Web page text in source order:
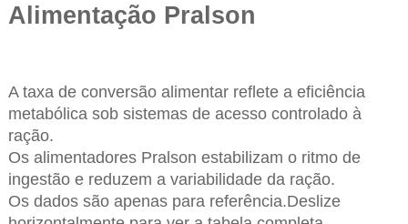
Alimentação Pralson
A taxa de conversão alimentar reflete a eficiência
metabólica sob sistemas de acesso controlado à
ração.
Os alimentadores Pralson estabilizam o ritmo de
ingestão e reduzem a variabilidade da ração.
Os dados são apenas para referência.Deslize